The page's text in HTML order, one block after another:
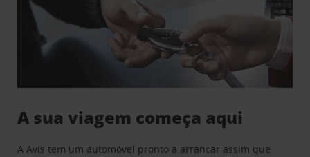
A sua viagem começa aqui
A Avis tem um automóvel pronto a arrancar assim que